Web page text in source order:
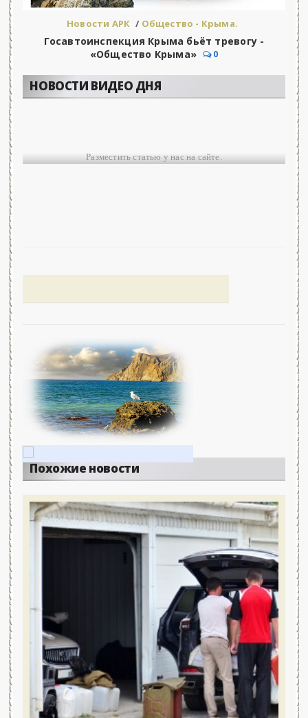
Новости АРК / Общество - Крыма.
Госавтоинспекция Крыма бьёт тревогу -
«Общество Крыма»
0
НОВОСТИ ВИДЕО ДНЯ
Разместить статью у нас на сайте.
Похожие новости